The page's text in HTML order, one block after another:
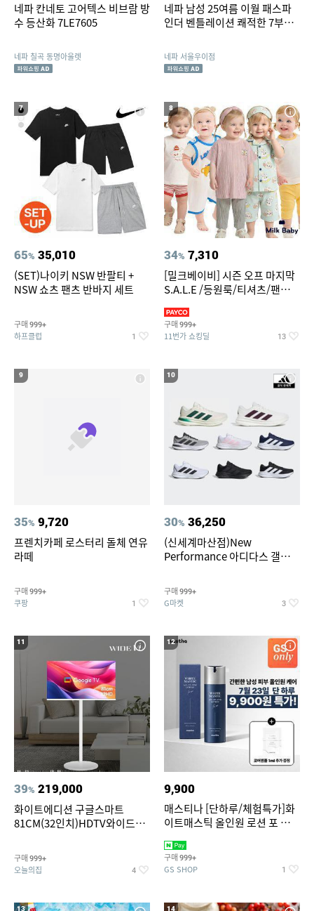
네파 칸네토 고어텍스 비브람 방
수 등산화 7LE7605
네파 칠곡 동명아울렛
네파 남성 25여름 이월 패스파
인더 벤틀레이션 쾌적한 7부팬
네파 서울우이점
7
65% 35,010
(SET)나이키 NSW 반팔티 +
NSW 쇼츠 팬츠 반바지 세트
구매 999+
하프클럽 1
8
34% 7,310
[밀크베이비] 시즌 오프 마지막
S.A.L.E /등원룩/티셔츠/팬츠/
구매 999+
11번가 쇼킹딜 13
9
35% 9,720
프렌치카페 로스터리 돌체 연유
라떼
구매 999+
쿠팡 1
10
30% 36,250
(신세계마산점)New
Performance 아디다스 갤럭시
구매 999+
G마켓 3
11
39% 219,000
화이트에디션 구글스마트
81CM(32인치)HDTV와이드무
구매 999+
오늘의집 4
12
9,900
매스티나 [단하루/체험특가]화
이트매스틱 올인원 로션 포 맨
구매 999+
GS SHOP 1
13 14